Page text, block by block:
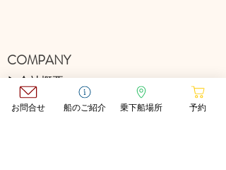
​COMPANY
​▶会社概要
​▶安全情報
お問合せ 船のご紹介 乗下船場所 予約